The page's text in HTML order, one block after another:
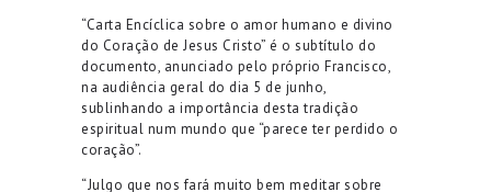
“Carta Encíclica sobre o amor humano e divino
do Coração de Jesus Cristo” é o subtítulo do
documento, anunciado pelo próprio Francisco,
na audiência geral do dia 5 de junho,
sublinhando a importância desta tradição
espiritual num mundo que “parece ter perdido o
coração”.
“Julgo que nos fará muito bem meditar sobre